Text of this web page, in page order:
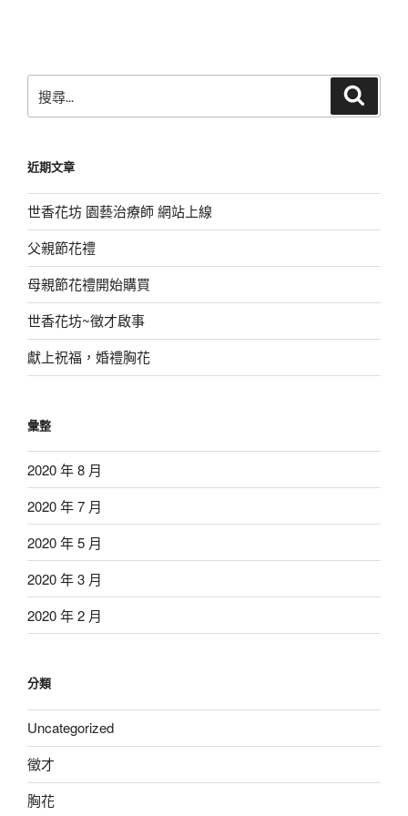
尋
字:
近期文章
世香花坊 園藝治療師 網站上線
父親節花禮
母親節花禮開始購買
世香花坊~徵才啟事
獻上祝福，婚禮胸花
彙整
2020 年 8 月
2020 年 7 月
2020 年 5 月
2020 年 3 月
2020 年 2 月
分類
Uncategorized
徵才
胸花